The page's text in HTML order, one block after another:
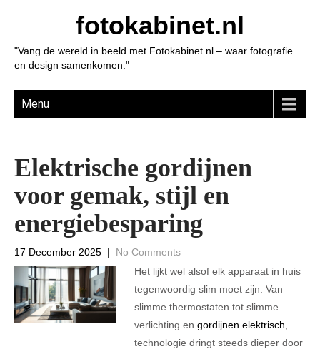
fotokabinet.nl
"Vang de wereld in beeld met Fotokabinet.nl – waar fotografie
en design samenkomen."
Menu
Elektrische gordijnen
voor gemak, stijl en
energiebesparing
17 December 2025 | No Comments
Het lijkt wel alsof elk apparaat in huis
tegenwoordig slim moet zijn. Van
slimme thermostaten tot slimme
verlichting en gordijnen elektrisch
technologie dringt steeds dieper door